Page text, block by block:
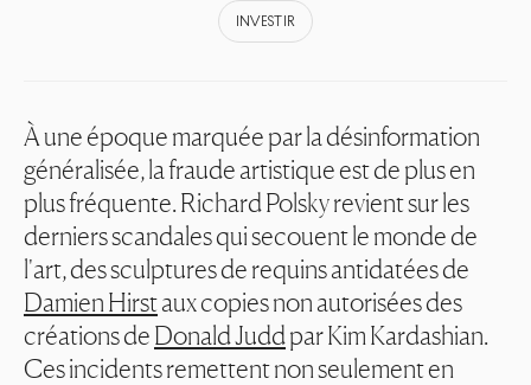
INVESTIR
À une époque marquée par la désinformation
généralisée, la fraude artistique est de plus en
plus fréquente. Richard Polsky revient sur les
derniers scandales qui secouent le monde de
l'art, des sculptures de requins antidatées de
Damien Hirstaux copies non autorisées des
créations deDonald Juddpar Kim Kardashian.
Ces incidents remettent non seulement en